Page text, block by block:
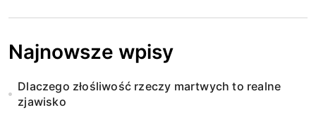
n
i
o
Najnowsze wpisy
Dlaczego złośliwość rzeczy martwych to realne
zjawisko